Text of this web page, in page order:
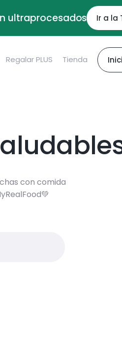
ultraprocesados Ir a la
Regalar PLUS Tienda
con comida